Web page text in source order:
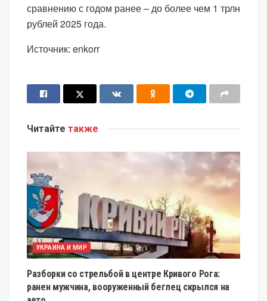
сравнению с годом ранее – до более чем 1 трлн
рублей 2025 года.
Источник: enkorr
Читайте также
УКРАИНА И МИР
Разборки со стрельбой в центре Кривого Рога:
ранен мужчина, вооруженный беглец скрылся на